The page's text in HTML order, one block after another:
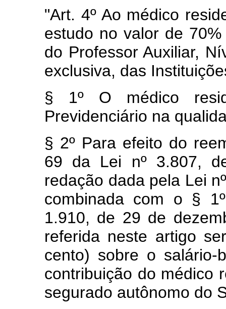
"Art. 4º Ao médico
estudo no valor de
do Professor Auxiliar,
exclusiva, das
§ 1º O médico
Previdenciário na
§ 2º Para efeito do
69 da Lei nº 3.807,
redação dada pela Lei
combinada com o §
1.910, de 29 de
referida neste artigo
cento) sobre o
contribuição do médico
segurado autônomo do